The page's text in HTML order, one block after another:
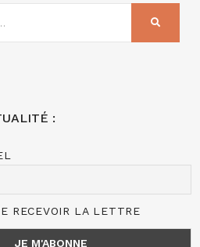
:
RECEVOIR LA LETTRE